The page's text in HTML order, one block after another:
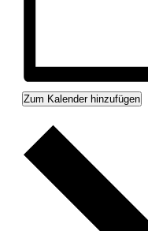
Zum Kalender hinzufügen